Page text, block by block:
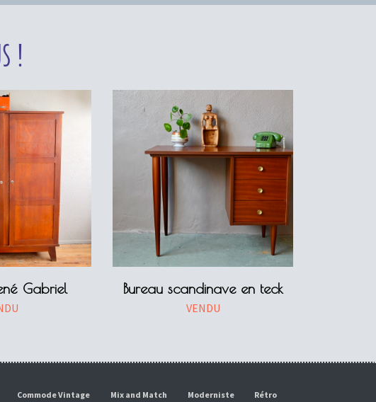
!
Gabriel Bureau scandinave en teck
VENDU
Commode Vintage Mix and Match Moderniste Rétro